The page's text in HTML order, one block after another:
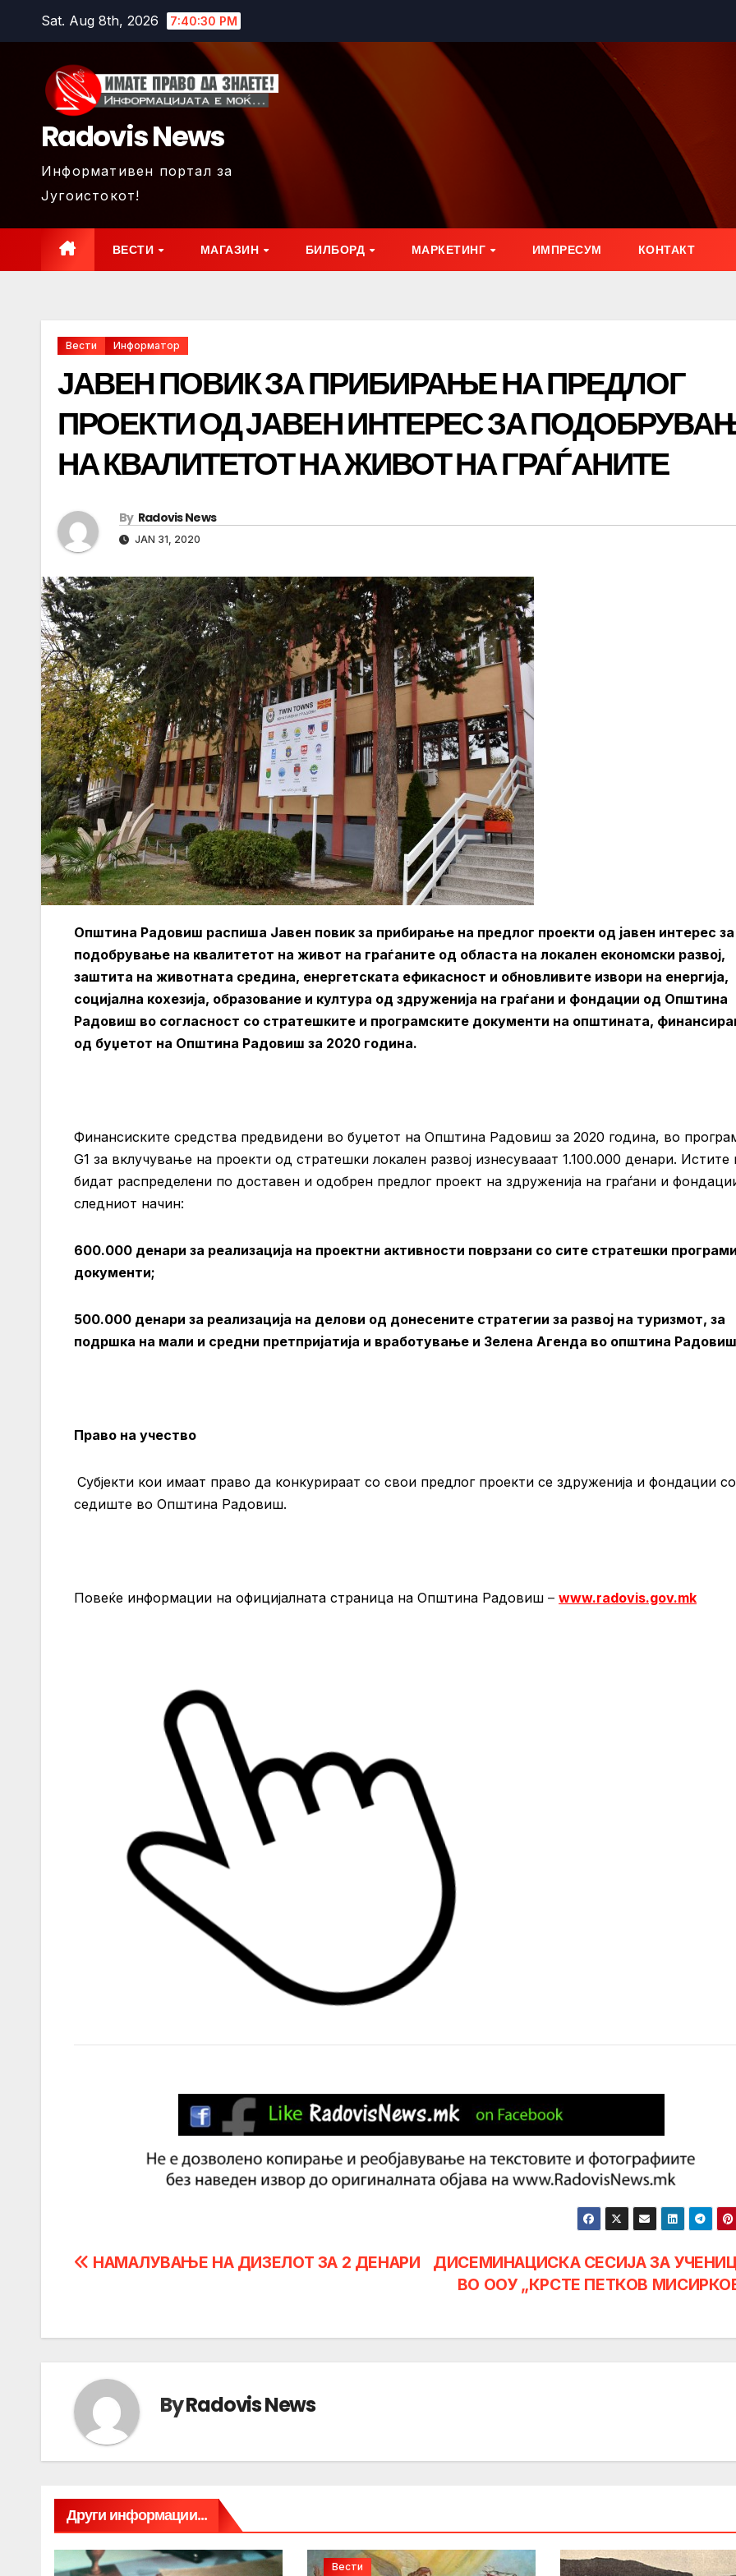
Sat. Aug 8th, 2026 7:40:31 PM
Radovis News
Информативен портал за
Југоистокот!
ВЕСТИ МАГАЗИН БИЛБОРД МАРКЕТИНГ ИМПРЕСУМ КОНТАКТ
Вести Информатор
ЈАВЕН ПОВИК ЗА ПРИБИРАЊЕ НА ПРЕДЛОГ
ПРОЕКТИ ОД ЈАВЕН ИНТЕРЕС ЗА
НА КВАЛИТЕТОТ НА ЖИВОТ НА ГРАЃАНИТЕ
By Radovis News
JAN 31, 2020
Општина Радовиш распиша Јавен повик за прибирање на предлог проекти од јавен интерес за
подобрување на квалитетот на живот на граѓаните од областа на локален економски развој,
заштита на животната средина, енергетската ефикасност и обновливите извори на енергија,
социјална кохезија, образование и култура од здруженија на граѓани и фондации од Општина
Радовиш во согласност со стратешките и програмските документи на општината,
од буџетот на Општина Радовиш за 2020 година.
Финансиските средства предвидени во буџетот на Општина Радовиш за 2020 година, во
G1 за вклучување на проекти од стратешки локален развој изнесувааат 1.100.000 денари. Истите
бидат распределени по доставен и одобрен предлог проект на здруженија на граѓани и
следниот начин:
600.000 денари за реализација на проектни активности поврзани со сите стратешки
документи;
500.000 денари за реализација на делови од донесените стратегии за развој на туризмот, за
подршка на мали и средни претпријатија и вработување и Зелена Агенда во општина
Право на учество
Субјекти кои имаат право да конкурираат со свои предлог проекти се здруженија и фондации со
седиште во Општина Радовиш.
Повеќе информации на официјалната страница на Општина Радовиш – www.radovis.gov.mk
Post
ДИСЕМИНАЦИСКА СЕСИЈА ЗА
ВО ООУ „КРСТЕ ПЕТКОВ
НАМАЛУВАЊЕ НА ДИЗЕЛОТ ЗА 2 ДЕНАРИ
ByRadovis News
Други информации...
Вести